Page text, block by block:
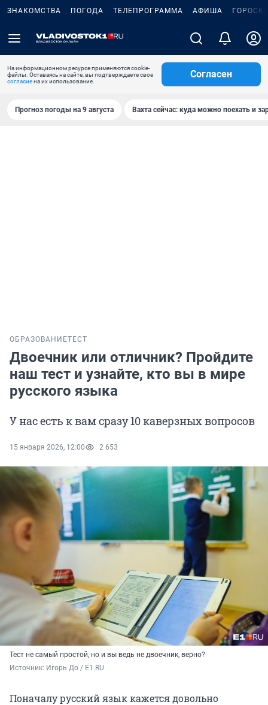
ЗНАКОМСТВА ПОГОДА ТЕЛЕПРОГРАММА АФИША
На информационном ресурсе применяются cookie-
файлы. Оставаясь на сайте, вы подтверждаете свое
согласиена их использование.
Согласен
Прогноз погоды на 9 августа Вахта сейчас: куда можно поехать и
ОБРАЗОВАНИЕТЕСТ
Двоечник или отличник? Пройдите
наш тест и узнайте, кто вы в мире
русского языка
У нас есть к вам сразу 10 каверзных вопросов
15 января 2026, 12:00 2 653
Тест не самый простой, но и вы ведь не двоечник, верно?
Источник: Игорь До / E1.RU
Поначалу русский язык кажется довольно